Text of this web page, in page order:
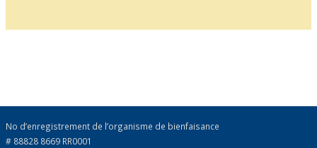
No d’enregistrement de l’organisme de bienfaisance
# 88828 8669 RR0001